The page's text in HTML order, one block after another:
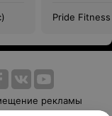
Pride
рекламы